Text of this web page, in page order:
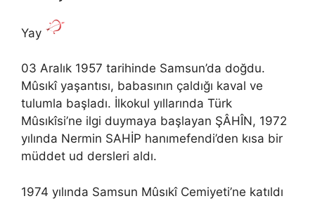
Yay
03 Aralık 1957 tarihinde Samsun’da doğdu.
Mûsıkî yaşantısı, babasının çaldığı kaval ve
tulumla başladı. İlkokul yıllarında Türk
Mûsıkîsi’ne ilgi duymaya başlayan ŞÂHÎN, 1972
yılında Nermin SAHİP hanımefendi’den kısa bir
müddet ud dersleri aldı.
1974 yılında Samsun Mûsıkî Cemiyeti’ne katıldı